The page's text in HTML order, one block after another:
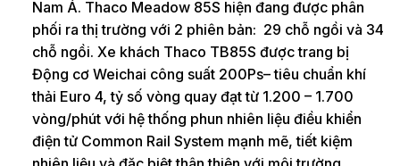
Nam Á. Thaco Meadow 85S hiện đang được phân
phối ra thị trường với 2 phiên bản: 29 chỗ ngồi và 34
chỗ ngồi. Xe khách Thaco TB85S được trang bị
Động cơ Weichai công suất 200Ps– tiêu chuẩn khí
thải Euro 4, tỷ số vòng quay đạt từ 1.200 – 1.700
vòng/phút với hệ thống phun nhiên liệu điều khiển
điện tử Common Rail System mạnh mẽ, tiết kiệm